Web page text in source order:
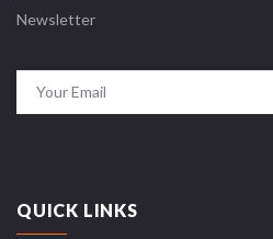
Newsletter
QUICK LINKS